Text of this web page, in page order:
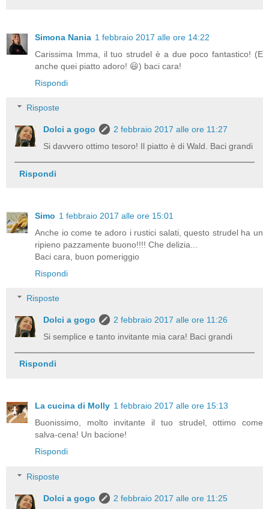
Simona Nania 1 febbraio 2017 alle ore 14:22
Carissima Imma, il tuo strudel è a due poco fantastico! (E
anche quei piatto adoro! 😃) baci cara!
Rispondi
Risposte
Dolci a gogo
2 febbraio 2017 alle ore 11:27
Si davvero ottimo tesoro! Il piatto è di Wald. Baci grandi
Rispondi
Simo 1 febbraio 2017 alle ore 15:01
Anche io come te adoro i rustici salati, questo strudel ha un
ripieno pazzamente buono!!!! Che delizia...
Baci cara, buon pomeriggio
Rispondi
Risposte
Dolci a gogo
2 febbraio 2017 alle ore 11:26
Si semplice e tanto invitante mia cara! Baci grandi
Rispondi
La cucina di Molly 1 febbraio 2017 alle ore 15:13
Buonissimo, molto invitante il tuo strudel, ottimo come
salva-cena! Un bacione!
Rispondi
Risposte
Dolci a gogo
2 febbraio 2017 alle ore 11:25